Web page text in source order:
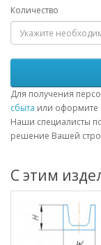
Количество
Для получения
сбыта или оформите
Наши специалисты
решение Вашей
С этим